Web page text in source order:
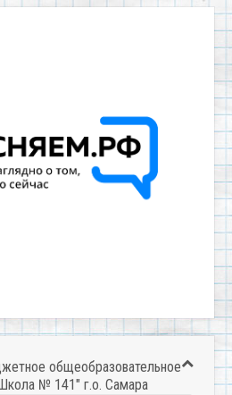
общеобразовательное
№ 141" г.о. Самара